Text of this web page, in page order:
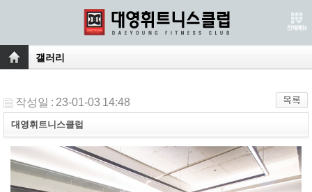
갤러리
작성일 : 23-01-03 14:48
대영휘트니스클럽